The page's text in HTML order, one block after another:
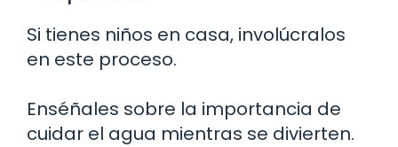
Si tienes niños en casa, involúcralos
en este proceso.
Enséñales sobre la importancia de
cuidar el agua mientras se divierten.